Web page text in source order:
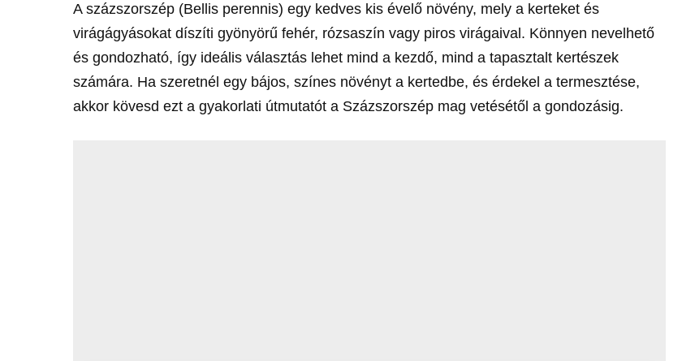
A százszorszép (Bellis perennis) egy kedves kis évelő növény, mely a kerteket és
virágágyásokat díszíti gyönyörű fehér, rózsaszín vagy piros virágaival. Könnyen nevelhető
és gondozható, így ideális választás lehet mind a kezdő, mind a tapasztalt kertészek
számára. Ha szeretnél egy bájos, színes növényt a kertedbe, és érdekel a termesztése,
akkor kövesd ezt a gyakorlati útmutatót a Százszorszép mag vetésétől a gondozásig.